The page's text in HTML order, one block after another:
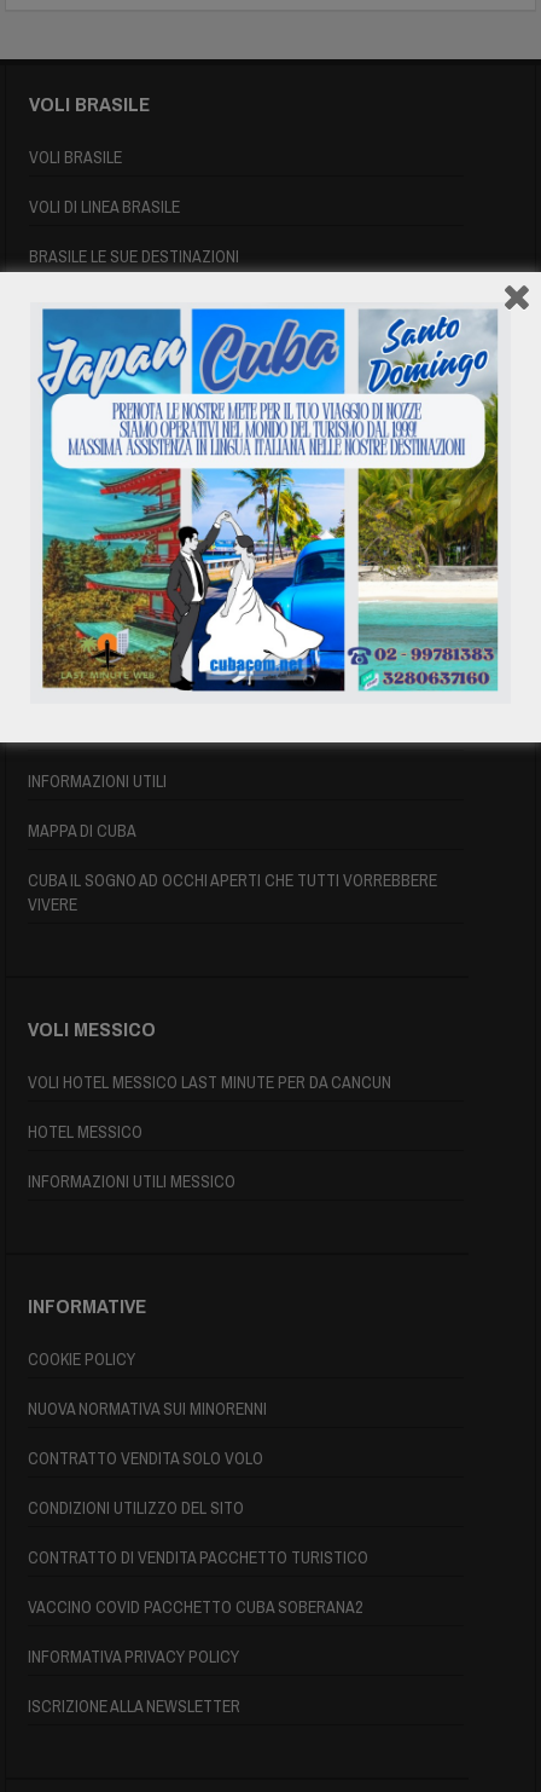
VOLI BRASILE
VOLI BRASILE
VOLI DI LINEA BRASILE
BRASILE LE SUE DESTINAZIONI
INFORMAZIONI UTILI BRASILE
SIGLE AEROPORTUALI
VOLI CUBA
VOLI CUBA
VOLI CUBA LAST MINUTE
VOLI DI LINEA CUBA
AFFITTO CASE A PLAYA DEL ESTE
INFORMAZIONI UTILI
MAPPA DI CUBA
CUBA IL SOGNO AD OCCHI APERTI CHE TUTTI VORREBBERE
VIVERE
VOLI MESSICO
VOLI HOTEL MESSICO LAST MINUTE PER DA CANCUN
HOTEL MESSICO
INFORMAZIONI UTILI MESSICO
INFORMATIVE
COOKIE POLICY
NUOVA NORMATIVA SUI MINORENNI
CONTRATTO VENDITA SOLO VOLO
CONDIZIONI UTILIZZO DEL SITO
CONTRATTO DI VENDITA PACCHETTO TURISTICO
VACCINO COVID PACCHETTO CUBA SOBERANA2
INFORMATIVA PRIVACY POLICY
ISCRIZIONE ALLA NEWSLETTER